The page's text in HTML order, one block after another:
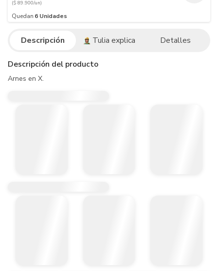
($ 89.900/un)
Quedan 6 Unidades
Descripción Tulia explica Detalles
Descripción del producto
Arnes en X.